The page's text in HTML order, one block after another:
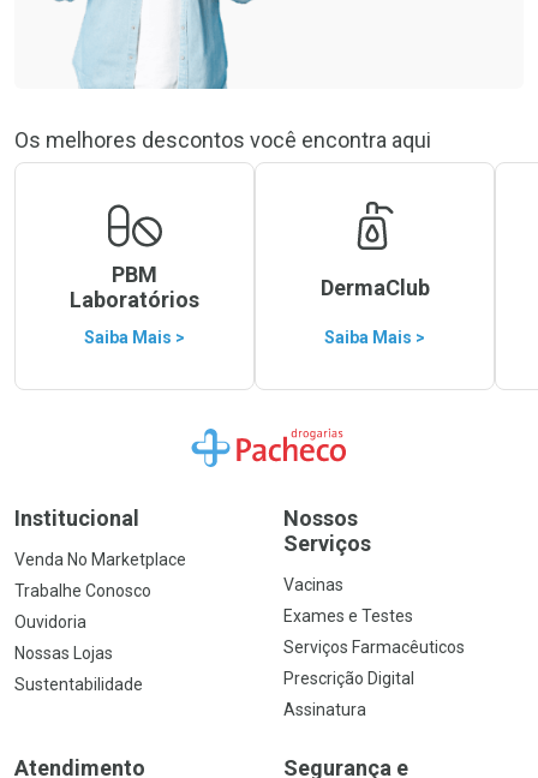
Os melhores descontos você encontra aqui
PBM
Laboratórios
Saiba Mais >
DermaClub
Saiba Mais >
Ir para a Home
Institucional
Venda No Marketplace
Trabalhe Conosco
Ouvidoria
Nossas Lojas
Sustentabilidade
Nossos
Serviços
Vacinas
Exames e Testes
Serviços Farmacêuticos
Prescrição Digital
Assinatura
Atendimento
Segurança e